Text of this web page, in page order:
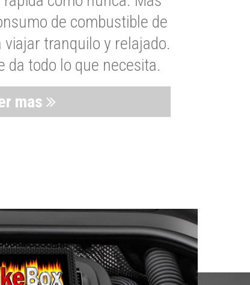
de combustible de
tranquilo y relajado.
da todo lo que necesita.
mas